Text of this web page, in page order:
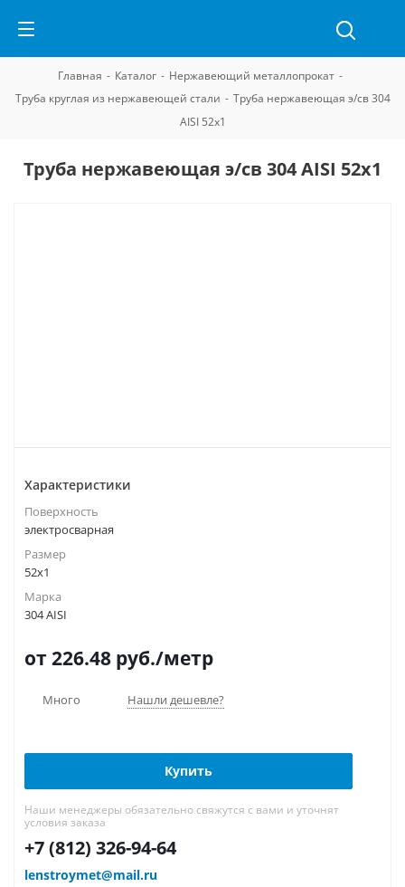
Главная - Каталог - Нержавеющий металлопрокат -
Труба круглая из нержавеющей стали - Труба нержавеющая э/св 304
AISI 52х1
Труба нержавеющая э/св 304 AISI 52х1
Характеристики
Поверхность
электросварная
Размер
52х1
Марка
304 AISI
от 226.48 руб./метр
Много Нашли дешевле?
Купить
Наши менеджеры обязательно свяжутся с вами и уточнят
условия заказа
+7 (812) 326-94-64
lenstroymet@mail.ru